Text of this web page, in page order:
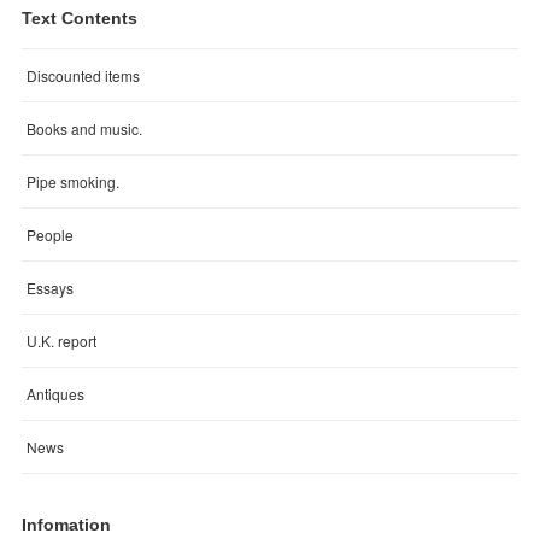
Text Contents
Discounted items
Books and music.
Pipe smoking.
People
Essays
U.K. report
Antiques
News
Infomation